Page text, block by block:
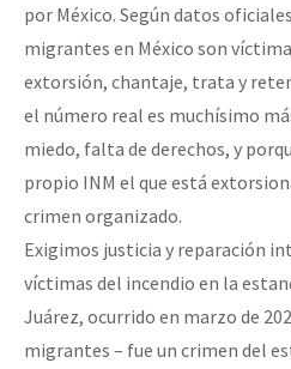
por México. Según datos
migrantes en México son
extorsión, chantaje, trata y
el número real es muchísimo
miedo, falta de derechos, y
propio INM el que está
crimen organizado.
Exigimos justicia y reparación
víctimas del incendio en la
Juárez, ocurrido en marzo de
migrantes – fue un crimen del